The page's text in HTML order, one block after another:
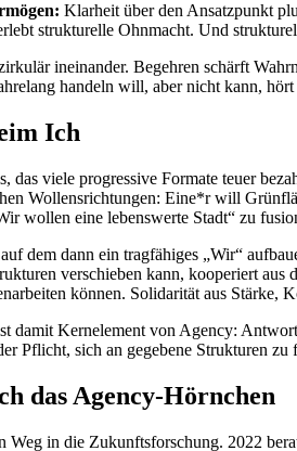
Klarheit über den Ansatzpunkt
strukturelle Ohnmacht. Und
ineinander. Begehren schärft
handeln will, aber nicht kann,
Ich
das viele progressive Formate teuer
Wollensrichtungen: Eine*r will
wollen eine lebenswerte Stadt“ zu
dem dann ein tragfähiges „Wir“
verschieben kann, kooperiert
können. Solidarität aus Stärke,
damit Kernelement von Agency:
Pflicht, sich an gegebene Strukturen zu
das Agency-Hörnchen
Weg in die Zukunftsforschung. 2022